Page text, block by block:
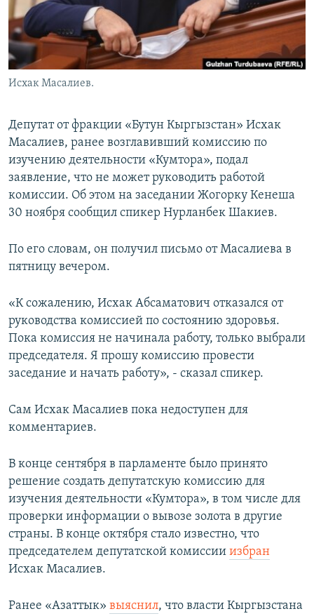
Исхак Масалиев.
Депутат от фракции «Бутун Кыргызстан» Исхак
Масалиев, ранее возглавивший комиссию по
изучению деятельности «Кумтора», подал
заявление, что не может руководить работой
комиссии. Об этом на заседании Жогорку Кенеша
30 ноября сообщил спикер Нурланбек Шакиев.
По его словам, он получил письмо от Масалиева в
пятницу вечером.
«К сожалению, Исхак Абсаматович отказался от
руководства комиссией по состоянию здоровья.
Пока комиссия не начинала работу, только выбрали
председателя. Я прошу комиссию провести
заседание и начать работу», - сказал спикер.
Сам Исхак Масалиев пока недоступен для
комментариев.
В конце сентября в парламенте было принято
решение создать депутатскую комиссию для
изучения деятельности «Кумтора», в том числе для
проверки информации о вывозе золота в другие
страны. В конце октября стало известно, что
председателем депутатской комиссии избран
Исхак Масалиев.
Ранее «Азаттык» выяснил, что власти Кыргызстана